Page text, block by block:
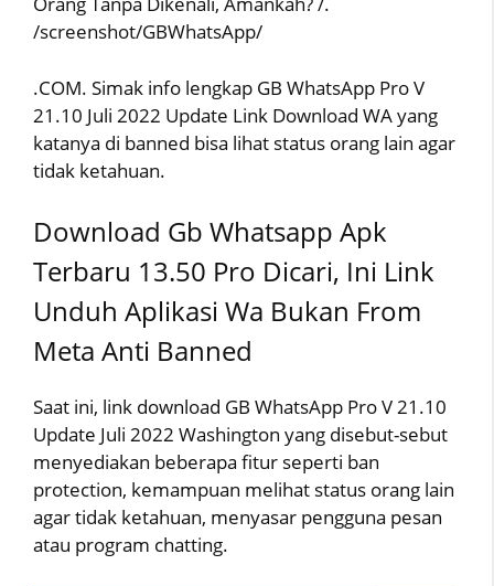
/screenshot/GBWhatsApp/
.COM. Simak info lengkap GB WhatsApp Pro V
21.10 Juli 2022 Update Link Download WA yang
katanya di banned bisa lihat status orang lain agar
tidak ketahuan.
Download Gb Whatsapp Apk
Terbaru 13.50 Pro Dicari, Ini Link
Unduh Aplikasi Wa Bukan From
Meta Anti Banned
Saat ini, link download GB WhatsApp Pro V 21.10
Update Juli 2022 Washington yang disebut-sebut
menyediakan beberapa fitur seperti ban
protection, kemampuan melihat status orang lain
agar tidak ketahuan, menyasar pengguna pesan
atau program chatting.